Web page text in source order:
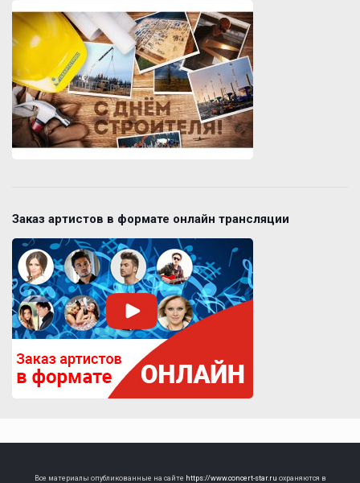
Заказ артистов в формате онлайн трансляции
Все материалы опубликованные на сайте https://www.concert-star.ru охраняются в